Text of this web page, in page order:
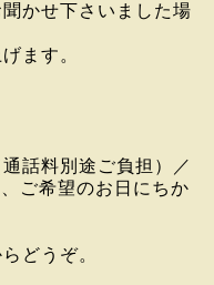
かせ下さいました場
ます。
通話料別途ご負担）／
ご希望のお日にちか
どうぞ。